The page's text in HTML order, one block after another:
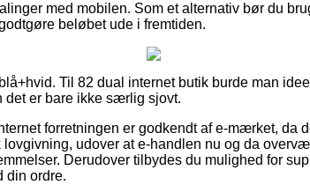
med mobilen. Som et alternativ bør du
beløbet ude i fremtiden.
Til 82 dual internet butik burde man
det er bare ikke særlig sjovt.
forretningen er godkendt af e-mærket, da
udover at e-handlen nu og da
Derudover tilbydes du mulighed for
din ordre.